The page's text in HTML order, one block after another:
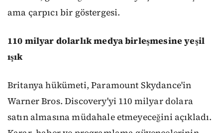
ama çarpıcı bir göstergesi.
110 milyar dolarlık medya birleşmesine yeşil
ışık
Britanya hükümeti, Paramount Skydance'in
Warner Bros. Discovery'yi 110 milyar dolara
satın almasına müdahale etmeyeceğini açıkladı.